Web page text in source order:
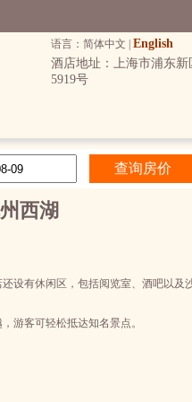
语言：简体中文 | English
酒店地址：上海市浦东新
5919号
西湖
设有休闲区，包括阅览室、酒吧以及
游客可轻松抵达知名景点。